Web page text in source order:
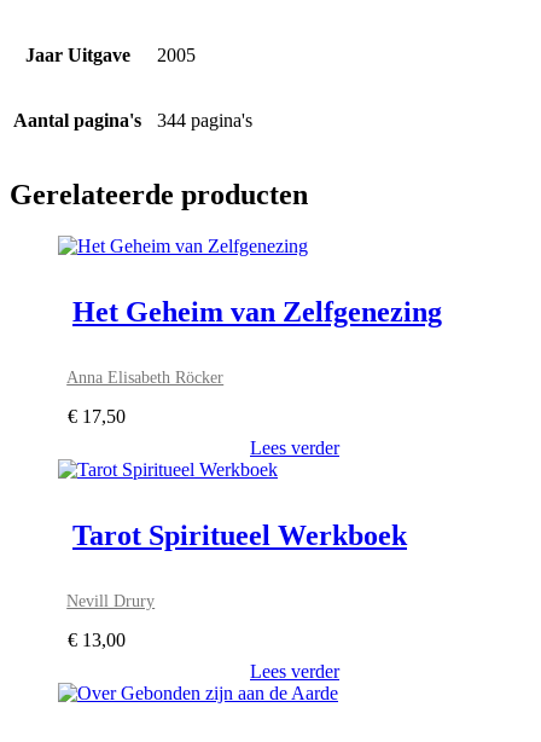
Jaar Uitgave 2005
Aantal pagina's 344 pagina's
Gerelateerde producten
Het Geheim van Zelfgenezing
Anna Elisabeth Röcker
€ 17,50
Lees verder
Tarot Spiritueel Werkboek
Nevill Drury
€ 13,00
Lees verder